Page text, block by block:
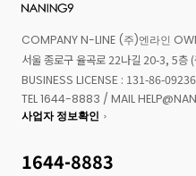
COMPANY N-LINE (주)엔라인
서울 종로구 율곡로 22나길 20-3, 5층
BUSINESS LICENSE : 131-86-
TEL 1644-8883 / MAIL
사업자 정보확인
1644-8883